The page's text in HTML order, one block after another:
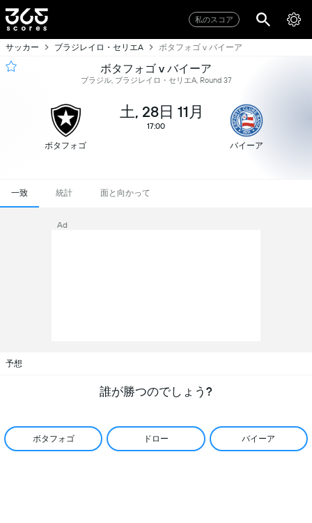
私のスコア
サッカー ブラジレイロ・セリエA ボタフォゴ v バイーア
ボタフォゴ v バイーア
ブラジル, ブラジレイロ・セリエA, Round 37
ボタフォゴ
土, 28日 11月
17:00
バイーア
一致 統計 面と向かって
Ad
予想
誰が勝つのでしょう?
ボタフォゴ ドロー バイーア